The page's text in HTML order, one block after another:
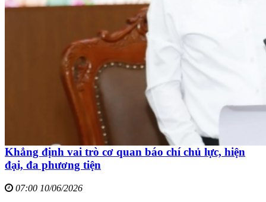
Khẳng định vai trò cơ quan báo chí chủ lực, hiện
đại, đa phương tiện
07:00 10/06/2026